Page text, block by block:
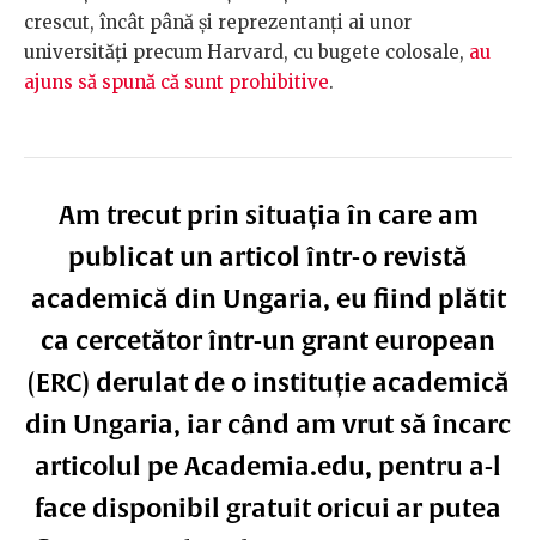
crescut, încât până și reprezentanți ai unor
universități precum Harvard, cu bugete colosale, au
ajuns să spună că sunt prohibitive.
Am trecut prin situația în care am
publicat un articol într-o revistă
academică din Ungaria, eu fiind plătit
ca cercetător într-un grant european
(ERC) derulat de o instituție academică
din Ungaria, iar când am vrut să încarc
articolul pe Academia.edu, pentru a-l
face disponibil gratuit oricui ar putea